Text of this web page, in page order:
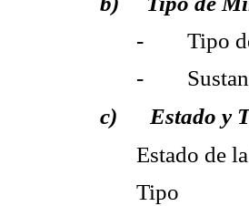
- Tipo
-
c) Estado y
Estado de
Tipo